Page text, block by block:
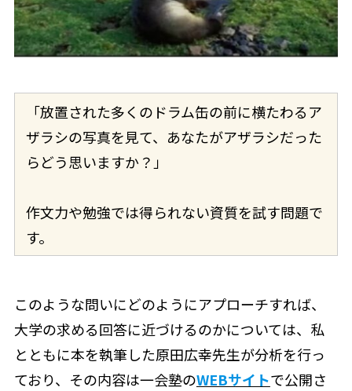
「放置された多くのドラム缶の前に横たわるア
ザラシの写真を見て、あなたがアザラシだった
らどう思いますか？」
作文力や勉強では得られない資質を試す問題で
す。
このような問いにどのようにアプローチすれば、
大学の求める回答に近づけるのかについては、私
とともに本を執筆した原田広幸先生が分析を行っ
ており、その内容は一会塾のWEBサイトで公開さ